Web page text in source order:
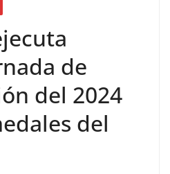
de
del 2024
del